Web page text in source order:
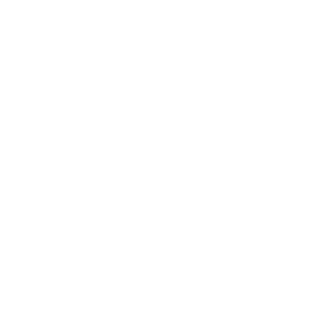
Nous restons à votre
DÉCOUVREZ